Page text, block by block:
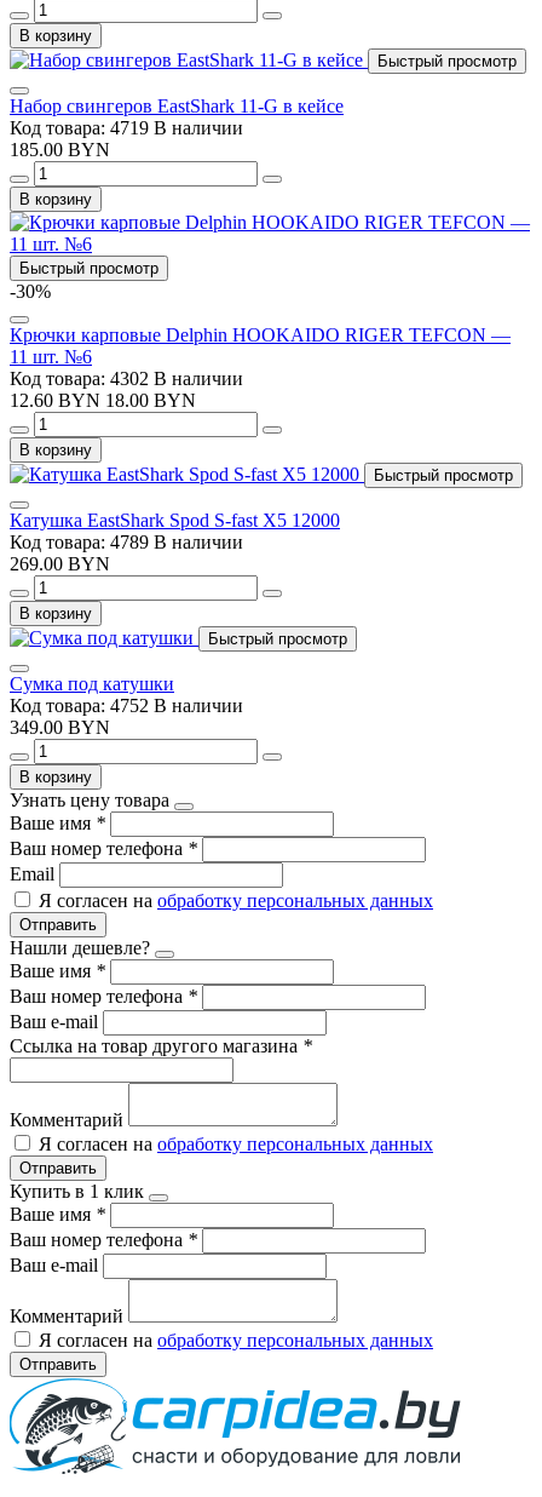
В корзину
Быстрый просмотр
Набор свингеров EastShark 11-G в кейсе
Код товара: 4719 В наличии
185.00 BYN
В корзину
Быстрый просмотр
-30%
Крючки карповые Delphin HOOKAIDO RIGER TEFCON —
11 шт. №6
Код товара: 4302 В наличии
12.60 BYN 18.00 BYN
В корзину
Быстрый просмотр
Катушка EastShark Spod S-fast X5 12000
Код товара: 4789 В наличии
269.00 BYN
В корзину
Быстрый просмотр
Сумка под катушки
Код товара: 4752 В наличии
349.00 BYN
В корзину
Узнать цену товара
Ваше имя *
Ваш номер телефона *
Email
Я согласен на обработку персональных данных
Отправить
Нашли дешевле?
Ваше имя *
Ваш номер телефона *
Ваш e-mail
Ссылка на товар другого магазина *
Комментарий
Я согласен на обработку персональных данных
Отправить
Купить в 1 клик
Ваше имя *
Ваш номер телефона *
Ваш e-mail
Комментарий
Я согласен на обработку персональных данных
Отправить